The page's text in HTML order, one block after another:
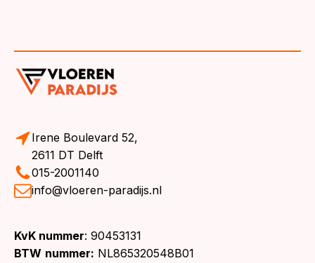
Irene Boulevard 52,
2611 DT Delft
015-2001140
info@vloeren-paradijs.nl
KvK nummer: 90453131
BTW nummer: NL865320548B01